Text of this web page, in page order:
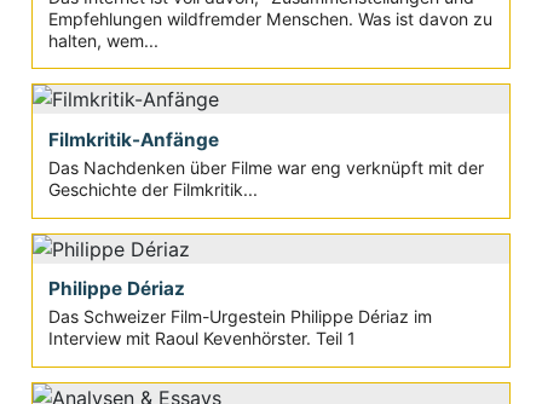
Empfehlungen wildfremder Menschen. Was ist davon zu
halten, wem...
Filmkritik-Anfänge
Das Nachdenken über Filme war eng verknüpft mit der
Geschichte der Filmkritik...
Philippe Dériaz
Das Schweizer Film-Urgestein Philippe Dériaz im
Interview mit Raoul Kevenhörster. Teil 1